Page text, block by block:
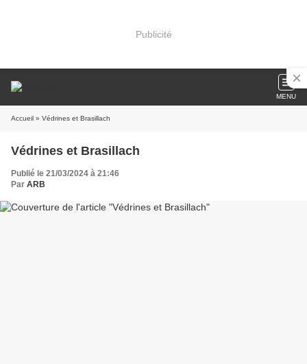
Publicité
MENU
Accueil » Védrines et Brasillach
Védrines et Brasillach
Publié le 21/03/2024 à 21:46
Par ARB